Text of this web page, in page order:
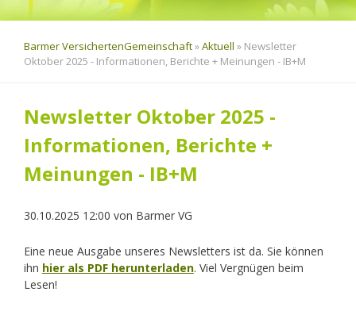
Barmer VersichertenGemeinschaft»Aktuell » Newsletter
Oktober 2025 - Informationen, Berichte + Meinungen - IB+M
Newsletter Oktober 2025 -
Informationen, Berichte +
Meinungen - IB+M
30.10.2025 12:00 von Barmer VG
Eine neue Ausgabe unseres Newsletters ist da. Sie können
ihn hier als PDF herunterladen. Viel Vergnügen beim
Lesen!